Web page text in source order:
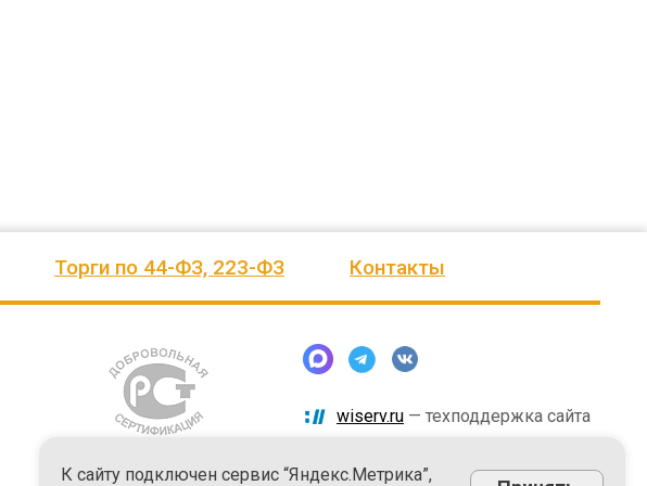
Торги по 44-ФЗ, 223-ФЗ Контакты
wiserv.ru — техподдержка сайта
К сайту подключен сервис “Яндекс.Метрика”,